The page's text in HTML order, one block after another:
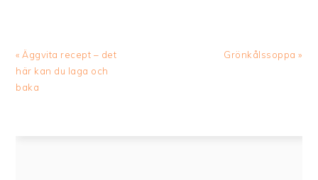
Previous
Post:
« Äggvita recept – det
här kan du laga och
baka
Next
Grönkålssoppa »